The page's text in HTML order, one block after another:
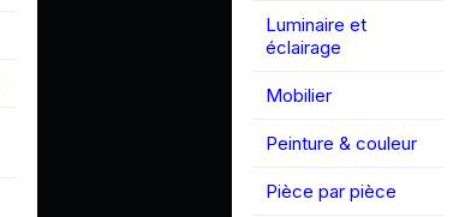
Luminaire et
éclairage
Mobilier
Peinture & couleur
Pièce par pièce